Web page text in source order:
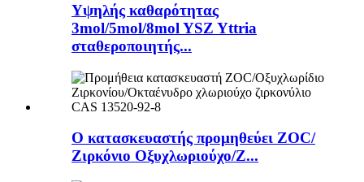
Υψηλής καθαρότητας
3mol/5mol/8mol YSZ Yttria
σταθεροποιητής...
Ο κατασκευαστής προμηθεύει ZOC/
Ζιρκόνιο Οξυχλωριούχο/Ζ...